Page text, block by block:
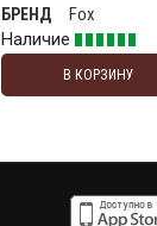
БРЕНД
Fox
Наличие
В КОРЗИНУ